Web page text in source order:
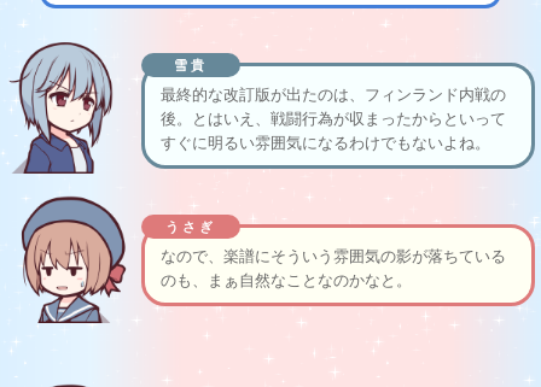
雪貴
最終的な改訂版が出たのは、フィンランド内戦の
後。とはいえ、戦闘行為が収まったからといって
すぐに明るい雰囲気になるわけでもないよね。
うさぎ
なので、楽譜にそういう雰囲気の影が落ちている
のも、まぁ自然なことなのかなと。